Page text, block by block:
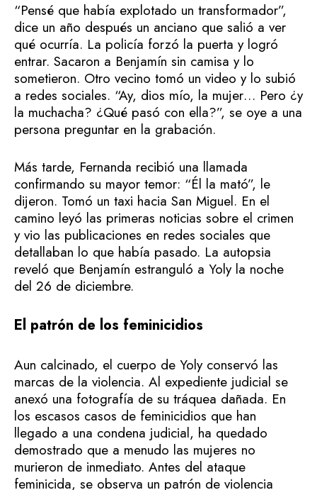
“Pensé que había explotado un transformador”,
dice un año después un anciano que salió a ver
qué ocurría. La policía forzó la puerta y logró
entrar. Sacaron a Benjamín sin camisa y lo
sometieron. Otro vecino tomó un video y lo subió
a redes sociales. “Ay, dios mío, la mujer… Pero ¿y
la muchacha? ¿Qué pasó con ella?”, se oye a una
persona preguntar en la grabación.
Más tarde, Fernanda recibió una llamada
confirmando su mayor temor: “Él la mató”, le
dijeron. Tomó un taxi hacia San Miguel. En el
camino leyó las primeras noticias sobre el crimen
y vio las publicaciones en redes sociales que
detallaban lo que había pasado. La autopsia
reveló que Benjamín estranguló a Yoly la noche
del 26 de diciembre.
El patrón de los feminicidios
Aun calcinado, el cuerpo de Yoly conservó las
marcas de la violencia. Al expediente judicial se
anexó una fotografía de su tráquea dañada. En
los escasos casos de feminicidios que han
llegado a una condena judicial, ha quedado
demostrado que a menudo las mujeres no
murieron de inmediato. Antes del ataque
feminicida, se observa un patrón de violencia